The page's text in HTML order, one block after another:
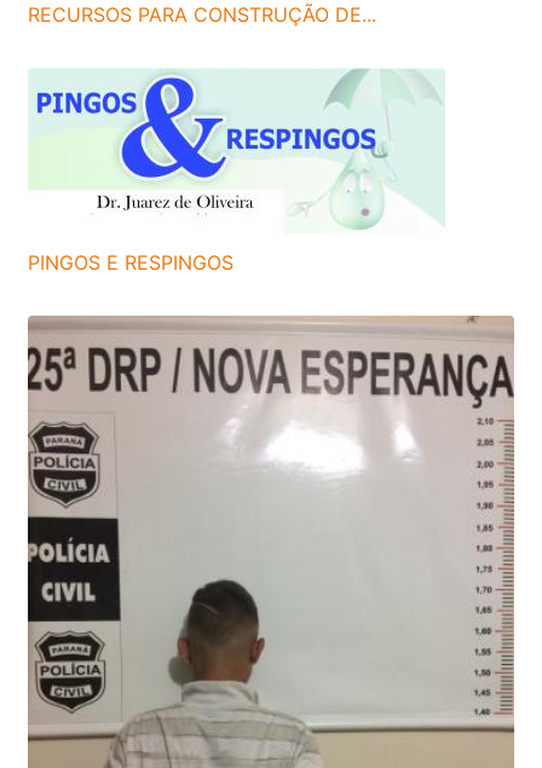
RECURSOS PARA CONSTRUÇÃO DE...
PINGOS E RESPINGOS